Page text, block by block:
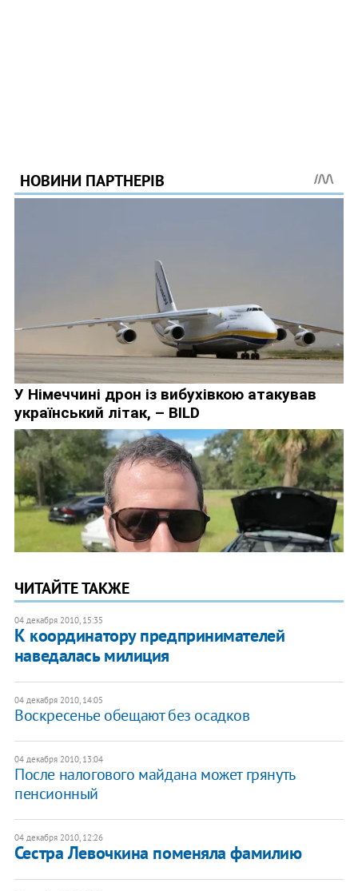
ЧИТАЙТЕ ТАКЖЕ
04 декабря 2010, 15:35
К координатору предпринимателей
наведалась милиция
04 декабря 2010, 14:05
Воскресенье обещают без осадков
04 декабря 2010, 13:04
После налогового майдана может грянуть
пенсионный
04 декабря 2010, 12:26
Сестра Левочкина поменяла фамилию